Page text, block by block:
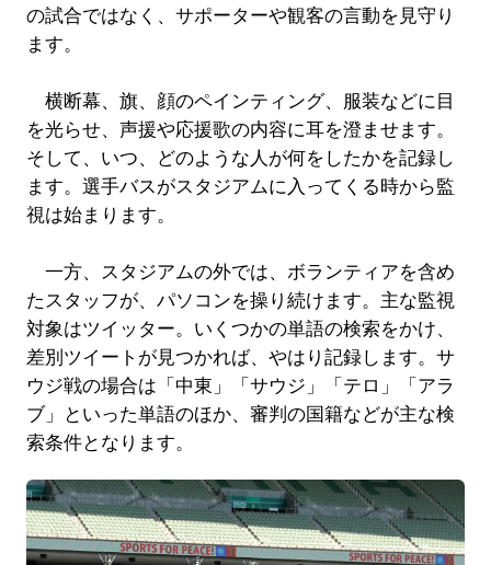
の試合ではなく、サポーターや観客の言動を見守り
ます。
横断幕、旗、顔のペインティング、服装などに目
を光らせ、声援や応援歌の内容に耳を澄ませます。
そして、いつ、どのような人が何をしたかを記録し
ます。選手バスがスタジアムに入ってくる時から監
視は始まります。
一方、スタジアムの外では、ボランティアを含め
たスタッフが、パソコンを操り続けます。主な監視
対象はツイッター。いくつかの単語の検索をかけ、
差別ツイートが見つかれば、やはり記録します。サ
ウジ戦の場合は「中東」「サウジ」「テロ」「アラ
ブ」といった単語のほか、審判の国籍などが主な検
索条件となります。